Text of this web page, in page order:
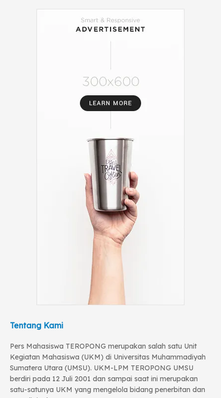
Tentang Kami
Pers Mahasiswa TEROPONG merupakan salah satu Unit
Kegiatan Mahasiswa (UKM) di Universitas Muhammadiyah
Sumatera Utara (UMSU). UKM-LPM TEROPONG UMSU
berdiri pada 12 Juli 2001 dan sampai saat ini merupakan
satu-satunya UKM yang mengelola bidang penerbitan dan